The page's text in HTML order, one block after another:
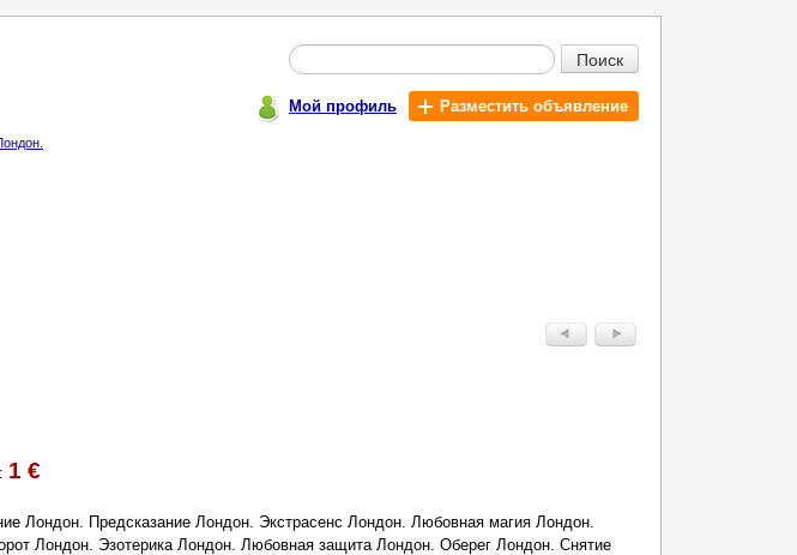
Поиск
Мой профиль Разместить объявление
1 €
Лондон. Предсказание Лондон. Экстрасенс Лондон. Любовная магия Лондон.
Лондон. Эзотерика Лондон. Любовная защита Лондон. Оберег Лондон. Снятие